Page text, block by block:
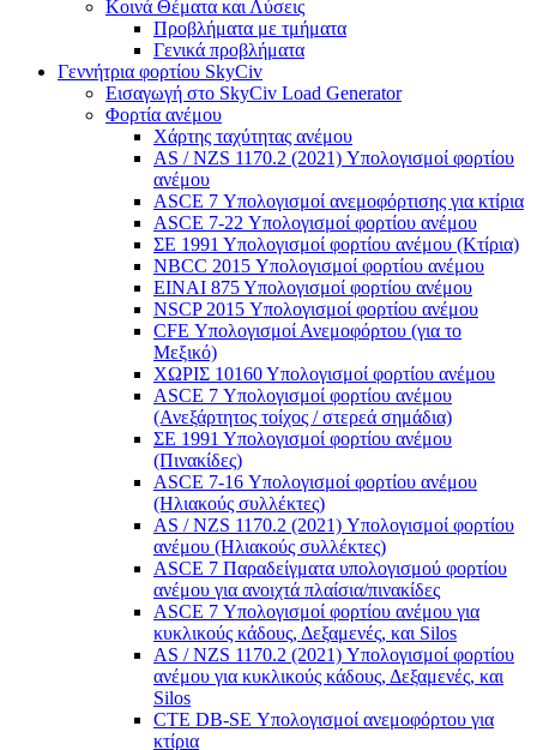
Κοινά Θέματα και Λύσεις
Προβλήματα με τμήματα
Γενικά προβλήματα
Γεννήτρια φορτίου SkyCiv
Εισαγωγή στο SkyCiv Load Generator
Φορτία ανέμου
Χάρτης ταχύτητας ανέμου
AS / NZS 1170.2 (2021) Υπολογισμοί φορτίου
ανέμου
ASCE 7 Υπολογισμοί ανεμοφόρτισης για κτίρια
ASCE 7-22 Υπολογισμοί φορτίου ανέμου
ΣΕ 1991 Υπολογισμοί φορτίου ανέμου (Κτίρια)
NBCC 2015 Υπολογισμοί φορτίου ανέμου
ΕΙΝΑΙ 875 Υπολογισμοί φορτίου ανέμου
NSCP 2015 Υπολογισμοί φορτίου ανέμου
CFE Υπολογισμοί Ανεμοφόρτου (για το
Μεξικό)
ΧΩΡΙΣ 10160 Υπολογισμοί φορτίου ανέμου
ASCE 7 Υπολογισμοί φορτίου ανέμου
(Ανεξάρτητος τοίχος / στερεά σημάδια)
ΣΕ 1991 Υπολογισμοί φορτίου ανέμου
(Πινακίδες)
ASCE 7-16 Υπολογισμοί φορτίου ανέμου
(Ηλιακούς συλλέκτες)
AS / NZS 1170.2 (2021) Υπολογισμοί φορτίου
ανέμου (Ηλιακούς συλλέκτες)
ASCE 7 Παραδείγματα υπολογισμού φορτίου
ανέμου για ανοιχτά πλαίσια/πινακίδες
ASCE 7 Υπολογισμοί φορτίου ανέμου για
κυκλικούς κάδους, Δεξαμενές, και Silos
AS / NZS 1170.2 (2021) Υπολογισμοί φορτίου
ανέμου για κυκλικούς κάδους, Δεξαμενές, και
Silos
CTE DB-SE Υπολογισμοί ανεμοφόρτου για
κτίρια